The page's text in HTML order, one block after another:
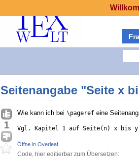
Seitenangabe "Seite x
1
Wie kann ich bei \pageref eine
Vgl. Kapitel 1 auf Seite(n) x bis y
Öffne in Overleaf
Code, hier editierbar zum Übersetzen: